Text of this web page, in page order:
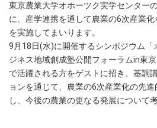
東京農業大学オホーツク実学センター
に、産学連携を通して農業の6次産業
を実施してまいります。
9月18日(水)に開催するシンポジウム「
ジネス地域創成塾公開フォーラムin東
で活躍される方をゲストに招き、基調
ョンを通じて、農業の6次産業化の先
し、今後の農業の更なる発展について考